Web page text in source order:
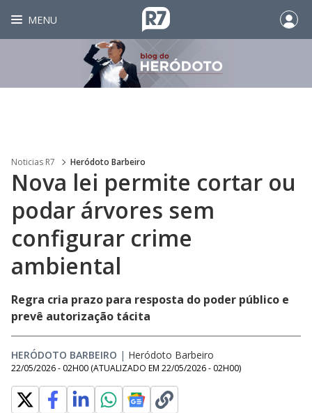
MENU
Noticias R7 Heródoto Barbeiro
Nova lei permite cortar ou
podar árvores sem
configurar crime
ambiental
Regra cria prazo para resposta do poder público e
prevê autorização tácita
HERÓDOTO BARBEIRO | Heródoto Barbeiro
22/05/2026 - 02H00 (ATUALIZADO EM 22/05/2026 - 02H00)